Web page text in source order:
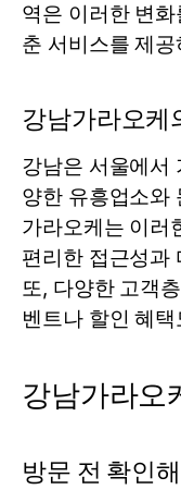
역은 이러한 변
춘 서비스를 제
강남가라오케
강남은 서울에서
양한 유흥업소와
가라오케는 이러
편리한 접근성과
또, 다양한 고객
벤트나 할인 혜
강남가라오
방문 전 확인